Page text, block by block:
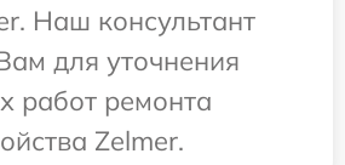
Наш консультант
для уточнения
работ ремонта
Zelmer.